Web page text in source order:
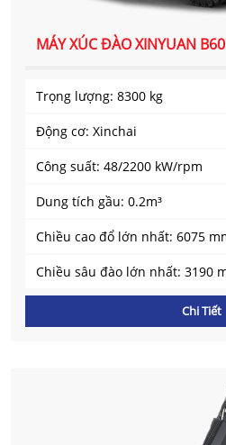
MÁY XÚC ĐÀO XINYUAN
Trọng lượng: 8300 kg
Động cơ: Xinchai
Công suất: 48/2200 kW/rpm
Dung tích gầu: 0.2m³
Chiều cao đổ lớn nhất: 6075
Chiều sâu đào lớn nhất: 3190
Chi Tiết